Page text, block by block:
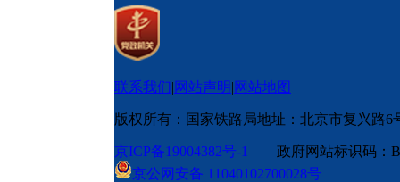
联系我们|网站声明|网站地图
版权所有：国家铁路局地址：北京市复兴路6
京ICP备19004382号-1
政府网站标识码
京公网安备 11040102700028号